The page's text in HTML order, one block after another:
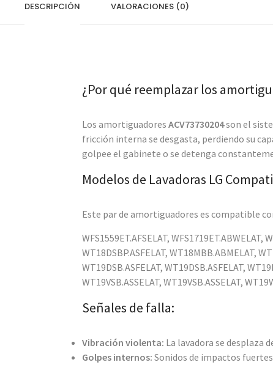
DESCRIPCIÓN VALORACIONES (0)
¿Por qué reemplazar los
Los amortiguadoresACV73730204son el
fricción interna se desgasta, perdiendo su
golpee el gabinete o se detenga
Modelos de Lavadoras LG
Este par de amortiguadores es compatible
WFS1559ET.AFSELAT, WFS1719ET.ABWELAT,
WT18DSBP.ASFELAT, WT18MBB.ABMELAT,
WT19DSB.ASFELAT, WT19DSB.ASFELAT,
WT19VSB.ASSELAT, WT19VSB.ASSELAT,
Señales de falla:
Vibración violenta: La lavadora se desplaza
Golpes internos: Sonidos de impactos